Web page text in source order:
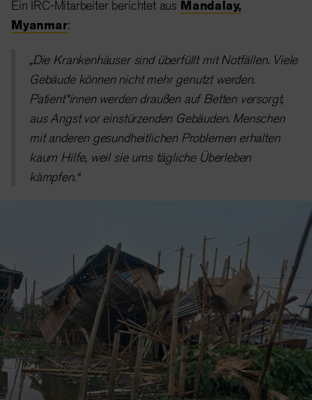
Ein IRC-Mitarbeiter berichtet aus Mandalay,
Myanmar:
„Die Krankenhäuser sind überfüllt mit Notfällen. Viele
Gebäude können nicht mehr genutzt werden.
Patient*innen werden draußen auf Betten versorgt,
aus Angst vor einstürzenden Gebäuden. Menschen
mit anderen gesundheitlichen Problemen erhalten
kaum Hilfe, weil sie ums tägliche Überleben
kämpfen.“